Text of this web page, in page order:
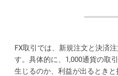
FX取引では、新規注文と決済
す。具体的に、1,000通貨の取
生じるのか、利益が出るとき